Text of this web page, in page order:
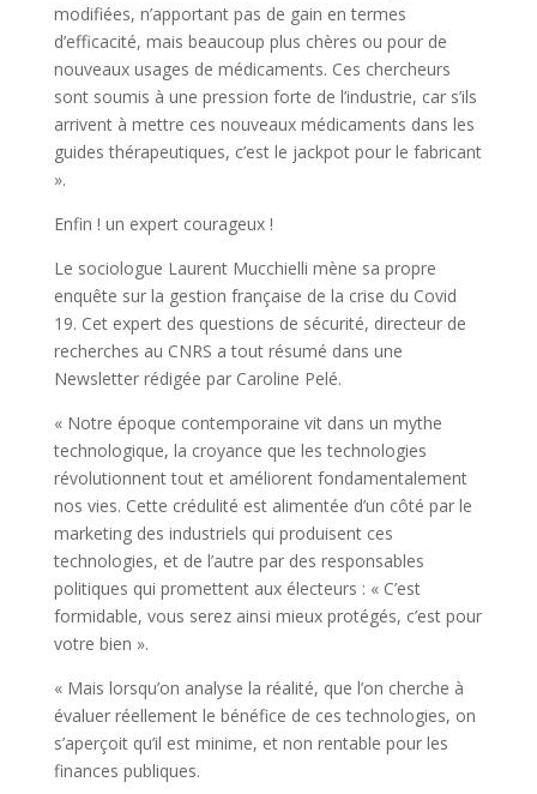
modifiées, n’apportant pas de gain en termes
d’efficacité, mais beaucoup plus chères ou pour de
nouveaux usages de médicaments. Ces chercheurs
sont soumis à une pression forte de l’industrie, car s’ils
arrivent à mettre ces nouveaux médicaments dans les
guides thérapeutiques, c’est le jackpot pour le fabricant
».
Enfin ! un expert courageux !
Le sociologue Laurent Mucchielli mène sa propre
enquête sur la gestion française de la crise du Covid
19. Cet expert des questions de sécurité, directeur de
recherches au CNRS a tout résumé dans une
Newsletter rédigée par Caroline Pelé.
« Notre époque contemporaine vit dans un mythe
technologique, la croyance que les technologies
révolutionnent tout et améliorent fondamentalement
nos vies. Cette crédulité est alimentée d’un côté par le
marketing des industriels qui produisent ces
technologies, et de l’autre par des responsables
politiques qui promettent aux électeurs : « C’est
formidable, vous serez ainsi mieux protégés, c’est pour
votre bien ».
« Mais lorsqu’on analyse la réalité, que l’on cherche à
évaluer réellement le bénéfice de ces technologies, on
s’aperçoit qu’il est minime, et non rentable pour les
finances publiques.